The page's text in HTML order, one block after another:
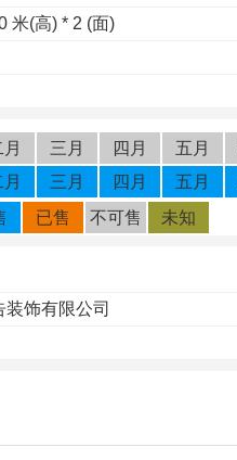
米(高) * 2 (面)
月 三月 四月 五月
月 三月 四月 五月
已售 不可售 未知
饰有限公司